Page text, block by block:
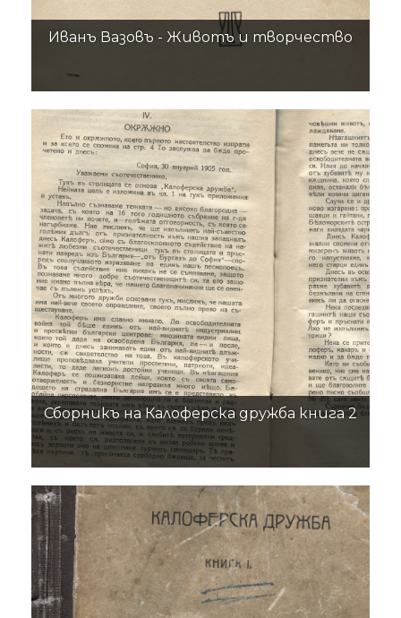
Иванъ Вазовъ - Животъ и творчество
Сборникъ на Калоферска дружба книга 2